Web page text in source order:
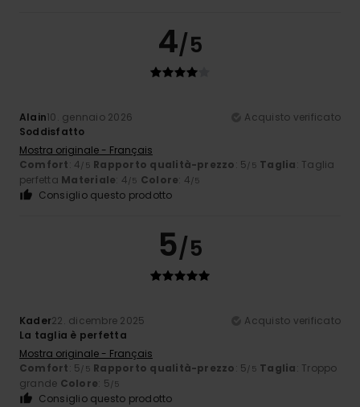
4/5
Alain10. gennaio 2026
Acquisto verificato
Soddisfatto
Mostra originale - Français
Comfort: 4/5 Rapporto qualità-prezzo: 5/5 Taglia: Taglia
perfetta Materiale: 4/5 Colore: 4/5
Consiglio questo prodotto
5/5
Kader22. dicembre 2025
Acquisto verificato
La taglia è perfetta
Mostra originale - Français
Comfort: 5/5 Rapporto qualità-prezzo: 5/5 Taglia: Troppo
grande Colore: 5/5
Consiglio questo prodotto